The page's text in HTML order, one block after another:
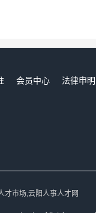
会员中心
法律申明
才市场,云阳人事人才网